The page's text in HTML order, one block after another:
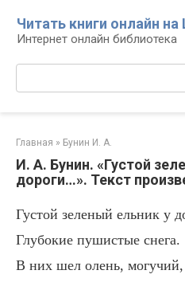
контенту
Читать книги онлайн на
Интернет онлайн библиотека
Главная » Бунин И. А.
И. А. Бунин. «Густой
дороги…». Текст
Густой зеленый ельник у
Глубокие пушистые снега.
В них шел олень, могучий,